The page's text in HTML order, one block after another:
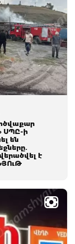
ՍՊԸ-ի
են
է